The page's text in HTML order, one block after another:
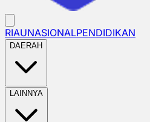
RIAUNASIONALPENDIDIKAN
DAERAH
LAINNYA